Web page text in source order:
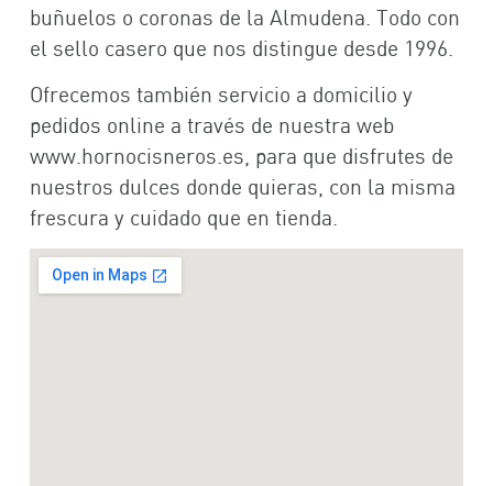
buñuelos o coronas de la Almudena. Todo con
el sello casero que nos distingue desde 1996.
Ofrecemos también servicio a domicilio y
pedidos online a través de nuestra web
www.hornocisneros.es, para que disfrutes de
nuestros dulces donde quieras, con la misma
frescura y cuidado que en tienda.